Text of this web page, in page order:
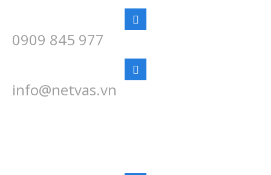
0909 845 977
info@netvas.vn